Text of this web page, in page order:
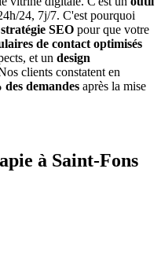
24, 7j/7. C'est pourquoi
stratégie SEO pour que votre
de contact optimisés
et un design
clients constatent en
demandes après la mise
à Saint-Fons